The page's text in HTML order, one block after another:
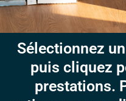
Sélectionnez
puis cliquez
prestations.